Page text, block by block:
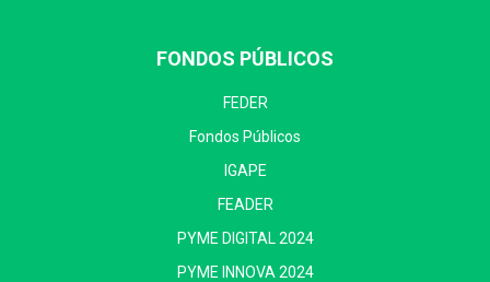
FONDOS PÚBLICOS
FEDER
Fondos Públicos
IGAPE
FEADER
PYME DIGITAL 2024
PYME INNOVA 2024